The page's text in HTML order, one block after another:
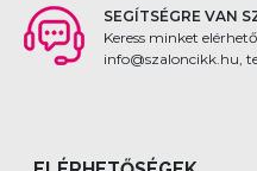
SEGÍTSÉGRE VAN
Keress minket
info@szaloncikk.hu,